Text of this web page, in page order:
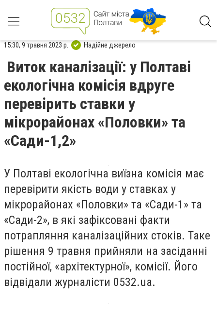
15:30, 9 травня 2023 р. Надійне джерело
Виток каналізації: у Полтаві
екологічна комісія вдруге
перевірить ставки у
мікрорайонах «Половки» та
«Сади-1,2»
У Полтаві екологічна виїзна комісія має
перевірити якість води у ставках у
мікрорайонах «Половки» та «Сади-1» та
«Сади-2», в які зафіксовані факти
потрапляння каналізаційних стоків. Таке
рішення 9 травня прийняли на засіданні
постійної, «архітектурної», комісії. Його
відвідали журналісти 0532.ua.